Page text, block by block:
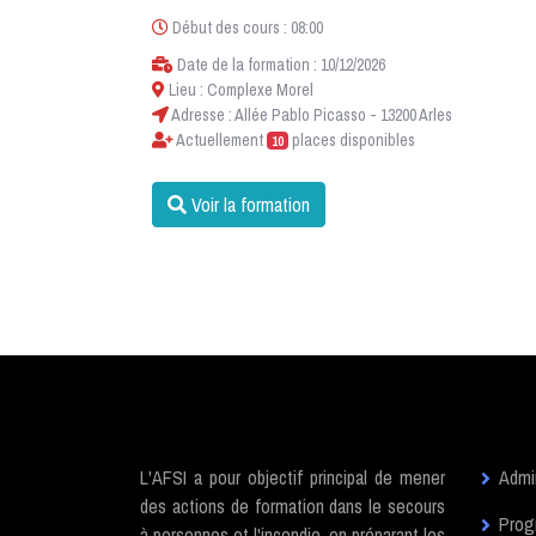
Début des cours : 08:00
Date de la formation : 10/12/2026
Lieu : Complexe Morel
Adresse : Allée Pablo Picasso - 13200 Arles
Actuellement 10 places disponibles
Voir la formation
L'AFSI a pour objectif principal de mener
des actions de formation dans le secours